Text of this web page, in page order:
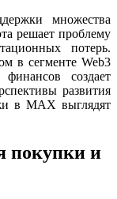
множества
решает проблему
потерь.
в сегменте Web3
создает
развития
в MAX выглядят
покупки и